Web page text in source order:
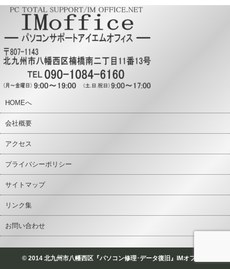
HOMEへ
会社概要
アクセス
プライバシーポリシー
サイトマップ
リンク集
お問い合わせ
© 2014 北九州市八幡西区『パソコン修理･データ復旧』IMオフィス